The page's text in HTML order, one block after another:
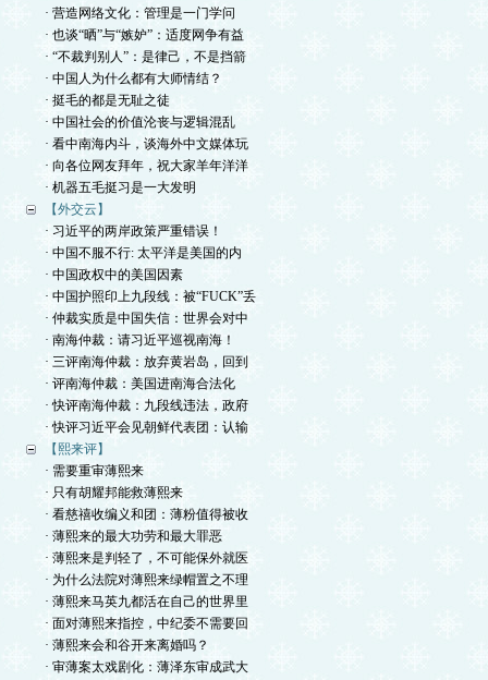
· 营造网络文化：管理是一门学问
· 也谈“晒”与“嫉妒”：适度网争有益
· “不裁判别人”：是律己，不是挡箭
· 中国人为什么都有大师情结？
· 挺毛的都是无耻之徒
· 中国社会的价值沦丧与逻辑混乱
· 看中南海内斗，谈海外中文媒体玩
· 向各位网友拜年，祝大家羊年洋洋
· 机器五毛挺习是一大发明
【外交云】
· 习近平的两岸政策严重错误！
· 中国不服不行: 太平洋是美国的内
· 中国政权中的美国因素
· 中国护照印上九段线：被“FUCK”丢
· 仲裁实质是中国失信：世界会对中
· 南海仲裁：请习近平巡视南海！
· 三评南海仲裁：放弃黄岩岛，回到
· 评南海仲裁：美国进南海合法化
· 快评南海仲裁：九段线违法，政府
· 快评习近平会见朝鲜代表团：认输
【熙来评】
· 需要重审薄熙来
· 只有胡耀邦能救薄熙来
· 看慈禧收编义和团：薄粉值得被收
· 薄熙来的最大功劳和最大罪恶
· 薄熙来是判轻了，不可能保外就医
· 为什么法院对薄熙来绿帽置之不理
· 薄熙来马英九都活在自己的世界里
· 面对薄熙来指控，中纪委不需要回
· 薄熙来会和谷开来离婚吗？
· 审薄案太戏剧化：薄泽东审成武大